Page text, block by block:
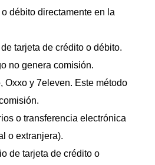
débito directamente en la
tarjeta de crédito o débito.
no genera comisión.
Oxxo y 7eleven. Este método
o transferencia electrónica
o extranjera).
de tarjeta de crédito o